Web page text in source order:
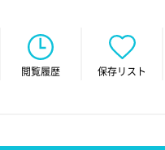
閲覧履歴 保存リスト